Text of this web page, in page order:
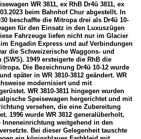
WR 3811, ex RhB Dr4ü 3811, ex
beim Bahnhof Chur abgestellt. In
beschaffte die Mitropa drei als Dr4ü 10-
für den Einsatz in den Luxuszügen
Fahrzeuge liefen nicht nur im Glacier
Engadin Express und auf Verbindungen
die Schweizerische Waggons- und
1949 ersteigerte die RhB die
Die Bezeichnung Dr4ü 10-12 wurde
später in WR 3810-3812 geändert. WR
modernisiert und mit
WR 3810-3811 hingegen wurden
Speisewagen hergerichtet und mit
versehen, die eine Zubereitung
1996 wurde WR 3812 generalüberholt,
Inneneinrichtung weitgehend in den
Bei dieser Gelegenheit tauschte